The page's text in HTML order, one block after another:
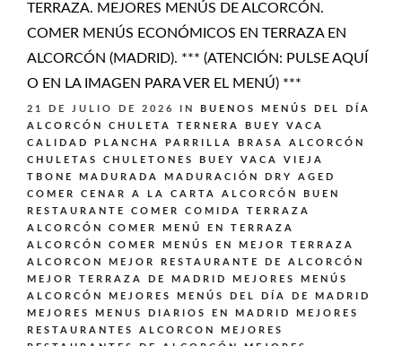
TERRAZA. MEJORES MENÚS DE ALCORCÓN.
COMER MENÚS ECONÓMICOS EN TERRAZA EN
ALCORCÓN (MADRID). *** (ATENCIÓN: PULSE AQUÍ
O EN LA IMAGEN PARA VER EL MENÚ) ***
21 DE JULIO DE 2026 IN
BUENOS MENÚS DEL DÍA
ALCORCÓN
CHULETA TERNERA BUEY VACA
CALIDAD PLANCHA PARRILLA BRASA ALCORCÓN
CHULETAS CHULETONES BUEY VACA VIEJA
TBONE MADURADA MADURACIÓN DRY AGED
COMER CENAR A LA CARTA ALCORCÓN BUEN
RESTAURANTE
COMER COMIDA TERRAZA
ALCORCÓN
COMER MENÚ EN TERRAZA
ALCORCÓN
COMER MENÚS EN MEJOR TERRAZA
ALCORCON
MEJOR RESTAURANTE DE ALCORCÓN
MEJOR TERRAZA DE MADRID
MEJORES MENÚS
ALCORCÓN
MEJORES MENÚS DEL DÍA DE MADRID
MEJORES MENUS DIARIOS EN MADRID
MEJORES
RESTAURANTES ALCORCON
MEJORES